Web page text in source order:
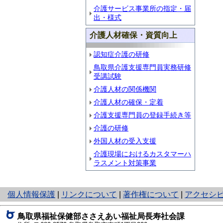
介護サービス事業所の指定・届
出・様式
介護人材確保・資質向上
認知症介護の研修
鳥取県介護支援専門員実務研修
受講試験
介護人材の関係機関
介護人材の確保・定着
介護支援専門員の登録手続き等
介護の研修
外国人材の受入支援
介護現場におけるカスタマーハ
ラスメント対策事業
個人情報保護
と
り
ネ
リンクについて 著作権について アクセシ
鳥取県福祉保健部ささえあい福祉局長寿社会課